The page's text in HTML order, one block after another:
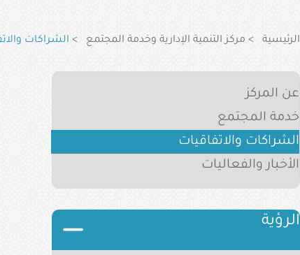
التنقل
الرئيسية مركز التنمية الإدارية وخدمة المجتمع الشراكات
Community
عن المركز
خدمة المجتمع
الشراكات والاتفاقيات
الأخبار والفعاليات
الرؤية